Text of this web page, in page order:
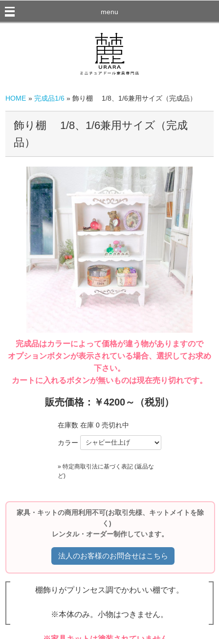
menu
HOME » 完成品1/6 » 飾り棚 1/8、1/6兼用サイズ（完成品）
飾り棚 1/8、1/6兼用サイズ（完成
品）
完成品はカラーによって価格が違う物がありますので
オプションボタンが表示されている場合、選択してお求め
下さい。
カートに入れるボタンが無いものは現在売り切れです。
販売価格：￥4200～（税別）
在庫数 在庫 0 売切れ中
カラー
» 特定商取引法に基づく表記 (返品な
ど)
家具・キットの商用利用不可(お取引先様、キットメイトを除
く)
レンタル・オーダー制作しています。
法人のお客様のお問合せはこちら
棚飾りがプリンセス調でかわいい棚です。
※本体のみ。小物はつきません。